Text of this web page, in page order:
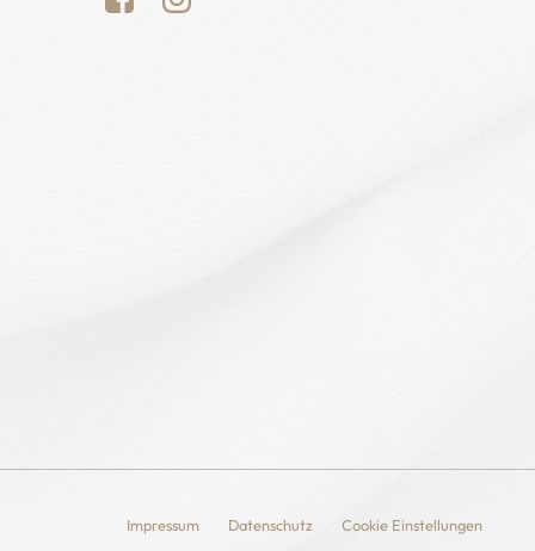
Impressum Datenschutz Cookie Einstellungen